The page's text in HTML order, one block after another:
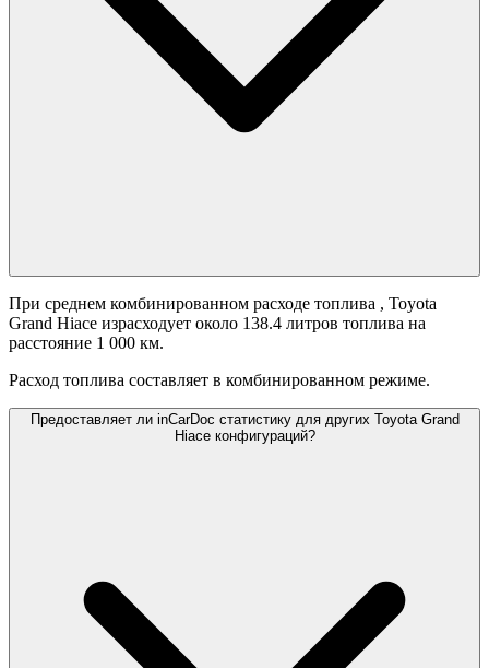
При среднем комбинированном расходе топлива , Toyota
Grand Hiace израсходует около 138.4 литров топлива на
расстояние 1 000 км.
Расход топлива составляет в комбинированном режиме.
Предоставляет ли inCarDoc статистику для других Toyota Grand
Hiace конфигураций?